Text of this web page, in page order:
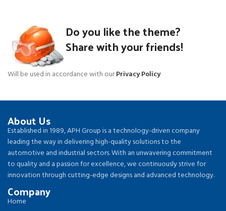
Do you like the theme?
Share with your friends!
Will be used in accordance with ourPrivacy Policy
About Us
Established in 1989, APH Group is a technology-driven company
leading the way in delivering high-quality solutions to the
automotive and industrial sectors. With an unwavering commitment
to quality and a passion for excellence, we continuously strive for
innovation through cutting-edge designs and advanced technology.
Company
Home